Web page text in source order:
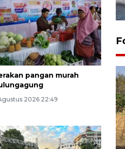
pangan murah
2026 22:49
Jalasenastri Run